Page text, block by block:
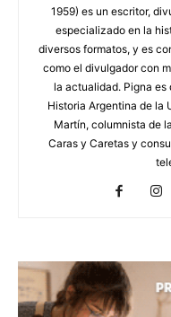
1959) es un escritor,
especializado en la
diversos formatos, y es
como el divulgador con
la actualidad. Pigna
Historia Argentina de la
Martín, columnista de
Caras y Caretas y